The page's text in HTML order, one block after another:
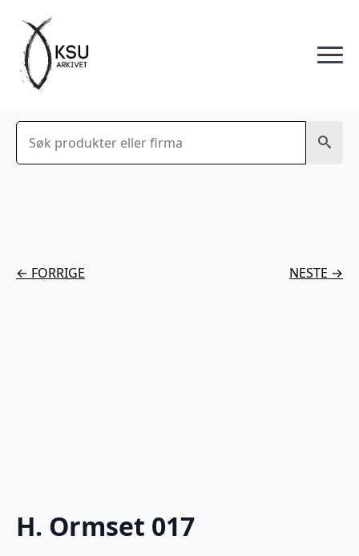
Søk
← FORRIGE NESTE →
H. Ormset 017